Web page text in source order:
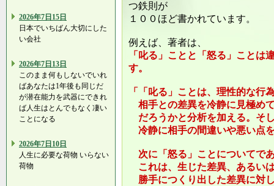
2026年7日15日
日本でいちばん大切にした
い会社
2026年7日13日
このまま何もしないでいれ
ばあなたは1年後も同じだ
が潜在能力を武器にできれ
ば人生はとんでもなく凄い
ことになる
2026年7日10日
人生に必要な荷物 いらない
荷物
つ鉄則が
１００ほど書かれています。
例えば、著者は、
「叱る」ことと「怒る」ことは
す。
「「叱る」ことは、理性的な行
相手との差異を冷静に見極め
だろうかと分析を加える。そ
冷静に相手の間違いや悪い点
次に「怒る」ことについてで
これは、生じた差異、あるい
勝手につくり出した差異に対